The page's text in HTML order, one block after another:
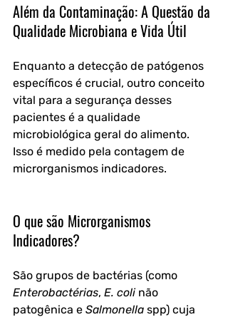
Além da Contaminação: A Questão da
Qualidade Microbiana e Vida Útil
Enquanto a detecção de patógenos
específicos é crucial, outro conceito
vital para a segurança desses
pacientes é a qualidade
microbiológica geral do alimento.
Isso é medido pela contagem de
microrganismos indicadores.
O que são Microrganismos
Indicadores?
São grupos de bactérias (como
Enterobactérias, E. coli não
patogênica e Salmonella spp) cuja